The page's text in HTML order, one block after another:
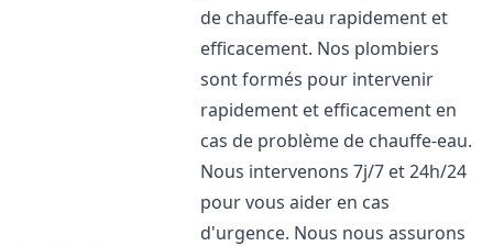
de chauffe-eau rapidement et
efficacement. Nos plombiers
sont formés pour intervenir
rapidement et efficacement en
cas de problème de chauffe-eau.
Nous intervenons 7j/7 et 24h/24
pour vous aider en cas
d'urgence. Nous nous assurons